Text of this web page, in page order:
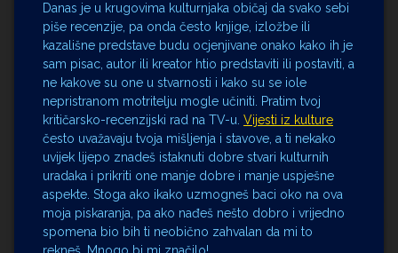
Danas je u krugovima kulturnjaka običaj da svako sebi
piše recenzije, pa onda često knjige, izložbe ili
kazališne predstave budu ocjenjivane onako kako ih je
sam pisac, autor ili kreator htio predstaviti ili postaviti, a
ne kakove su one u stvarnosti i kako su se iole
nepristranom motritelju mogle učiniti. Pratim tvoj
kritičarsko-recenzijski rad na TV-u. Vijesti iz kulture
često uvažavaju tvoja mišljenja i stavove, a ti nekako
uvijek lijepo znadeš istaknuti dobre stvari kulturnih
uradaka i prikriti one manje dobre i manje uspješne
aspekte. Stoga ako ikako uzmogneš baci oko na ova
moja piskaranja, pa ako nađeš nešto dobro i vrijedno
spomena bio bih ti neobično zahvalan da mi to